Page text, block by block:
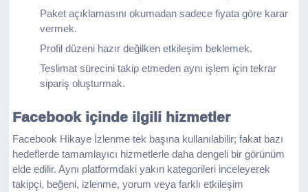
Paket açıklamasını okumadan sadece fiyata göre karar
vermek.
Profil düzeni hazır değilken etkileşim beklemek.
Teslimat sürecini takip etmeden aynı işlem için tekrar
sipariş oluşturmak.
Facebook içinde ilgili hizmetler
Facebook Hikaye İzlenme tek başına kullanılabilir; fakat bazı
hedeflerde tamamlayıcı hizmetlerle daha dengeli bir görünüm
elde edilir. Aynı platformdaki yakın kategorileri inceleyerek
takipçi, beğeni, izlenme, yorum veya farklı etkileşim